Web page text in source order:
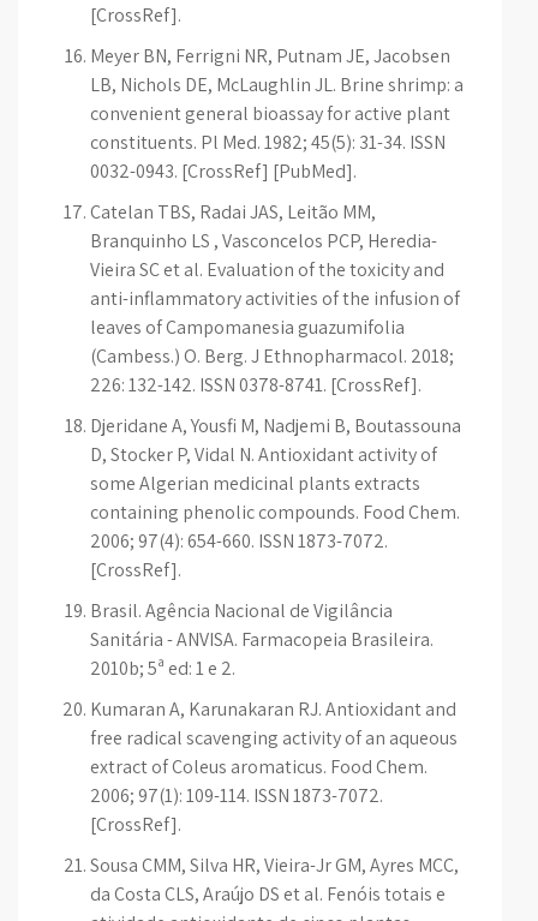
[CrossRef].
Meyer BN, Ferrigni NR, Putnam JE, Jacobsen
LB, Nichols DE, McLaughlin JL. Brine shrimp: a
convenient general bioassay for active plant
constituents. Pl Med. 1982; 45(5): 31-34. ISSN
0032-0943. [CrossRef] [PubMed].
Catelan TBS, Radai JAS, Leitão MM,
Branquinho LS , Vasconcelos PCP, Heredia-
Vieira SC et al. Evaluation of the toxicity and
anti-inflammatory activities of the infusion of
leaves of Campomanesia guazumifolia
(Cambess.) O. Berg. J Ethnopharmacol. 2018;
226: 132-142. ISSN 0378-8741. [CrossRef].
Djeridane A, Yousfi M, Nadjemi B, Boutassouna
D, Stocker P, Vidal N. Antioxidant activity of
some Algerian medicinal plants extracts
containing phenolic compounds. Food Chem.
2006; 97(4): 654-660. ISSN 1873-7072.
[CrossRef].
Brasil. Agência Nacional de Vigilância
Sanitária - ANVISA. Farmacopeia Brasileira.
2010b; 5ª ed: 1 e 2.
Kumaran A, Karunakaran RJ. Antioxidant and
free radical scavenging activity of an aqueous
extract of Coleus aromaticus. Food Chem.
2006; 97(1): 109-114. ISSN 1873-7072.
[CrossRef].
Sousa CMM, Silva HR, Vieira-Jr GM, Ayres MCC,
da Costa CLS, Araújo DS et al. Fenóis totais e